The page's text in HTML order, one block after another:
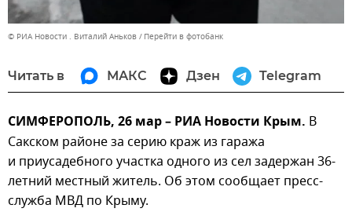
© РИА Новости . Виталий Аньков Перейти в фотобанк
Читать в МАКС Дзен Telegram
СИМФЕРОПОЛЬ, 26 мар – РИА Новости Крым. В
Сакском районе за серию краж из гаража
и приусадебного участка одного из сел задержан 36-
летний местный житель. Об этом сообщает пресс-
служба МВД по Крыму.